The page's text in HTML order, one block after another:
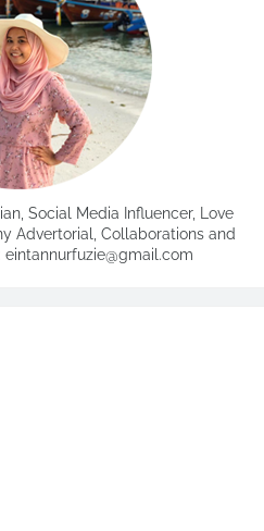
Social Media Influencer, Love
Advertorial, Collaborations and
eintannurfuzie@gmail.com